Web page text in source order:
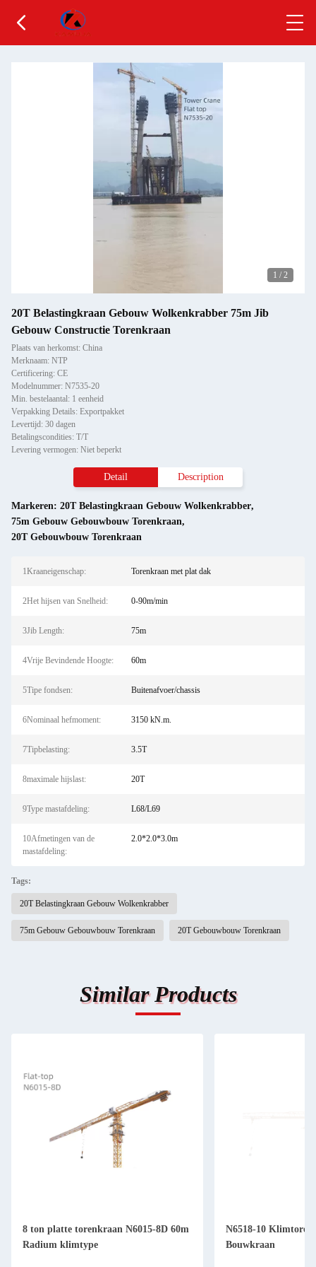
1 / 2
20T Belastingkraan Gebouw Wolkenkrabber 75m Jib
Gebouw Constructie Torenkraan
Plaats van herkomst: China
Merknaam: NTP
Certificering: CE
Modelnummer: N7535-20
Min. bestelaantal: 1 eenheid
Verpakking Details: Exportpakket
Levertijd: 30 dagen
Betalingscondities: T/T
Levering vermogen: Niet beperkt
Detail Description
Markeren: 20T Belastingkraan Gebouw Wolkenkrabber,
75m Gebouw Gebouwbouw Torenkraan,
20T Gebouwbouw Torenkraan
1Kraaneigenschap: Torenkraan met plat dak
2Het hijsen van Snelheid: 0-90m/min
3Jib Length: 75m
4Vrije Bevindende Hoogte: 60m
5Tipe fondsen: Buitenafvoer/chassis
6Nominaal hefmoment: 3150 kN.m.
7Tipbelasting: 3.5T
8maximale hijslast: 20T
9Type mastafdeling: L68/L69
10Afmetingen van de
mastafdeling:
2.0*2.0*3.0m
Tags:
20T Belastingkraan Gebouw Wolkenkrabber
75m Gebouw Gebouwbouw Torenkraan 20T Gebouwbouw Torenkraan
Similar Products
8 ton platte torenkraan N6015-8D 60m
Radium klimtype
N6518-10
Bouwkraan